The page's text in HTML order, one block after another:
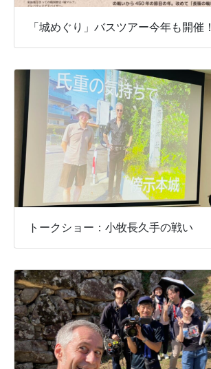
「城めぐり」バスツアー今年も開催！
トークショー：小牧長久手の戦い